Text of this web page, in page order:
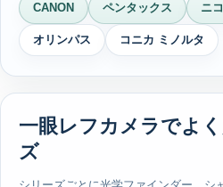
CANON ペンタックス ニ
オリンパス コニカ ミノルタ
一眼レフカメラでよ
ズ